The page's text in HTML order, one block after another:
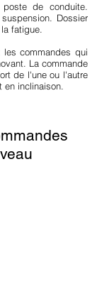
de conduite.
Dossier
fatigue.
les commandes qui
La commande
de l'une ou l'autre
en inclinaison.